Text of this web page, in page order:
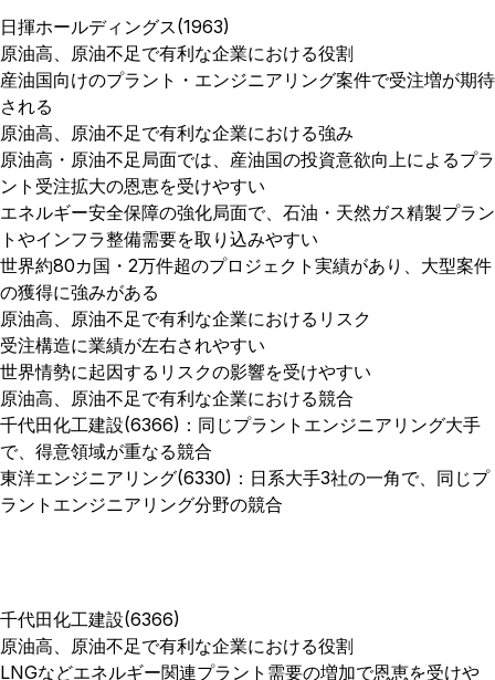
日揮ホールディングス(1963)
原油高、原油不足で有利な企業における役割
産油国向けのプラント・エンジニアリング案件で受注増が期待
される
原油高、原油不足で有利な企業における強み
原油高・原油不足局面では、産油国の投資意欲向上によるプラ
ント受注拡大の恩恵を受けやすい
エネルギー安全保障の強化局面で、石油・天然ガス精製プラン
トやインフラ整備需要を取り込みやすい
世界約80カ国・2万件超のプロジェクト実績があり、大型案件
の獲得に強みがある
原油高、原油不足で有利な企業におけるリスク
受注構造に業績が左右されやすい
世界情勢に起因するリスクの影響を受けやすい
原油高、原油不足で有利な企業における競合
千代田化工建設(6366)：同じプラントエンジニアリング大手
で、得意領域が重なる競合
東洋エンジニアリング(6330)：日系大手3社の一角で、同じプ
ラントエンジニアリング分野の競合
千代田化工建設(6366)
原油高、原油不足で有利な企業における役割
LNGなどエネルギー関連プラント需要の増加で恩恵を受けや